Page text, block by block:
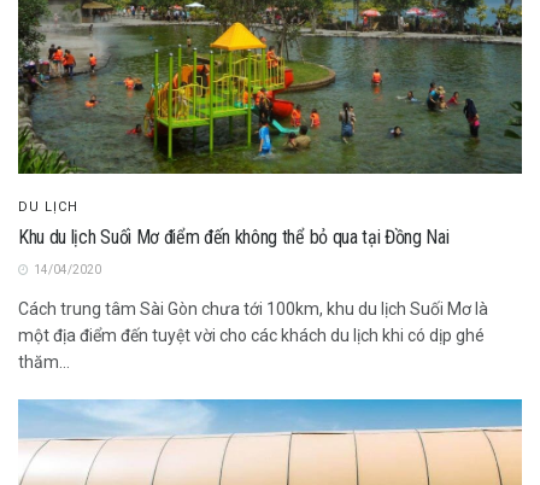
DU LỊCH
Khu du lịch Suối Mơ điểm đến không thể bỏ qua tại Đồng Nai
14/04/2020
Cách trung tâm Sài Gòn chưa tới 100km, khu du lịch Suối Mơ là
một địa điểm đến tuyệt vời cho các khách du lịch khi có dịp ghé
thăm...